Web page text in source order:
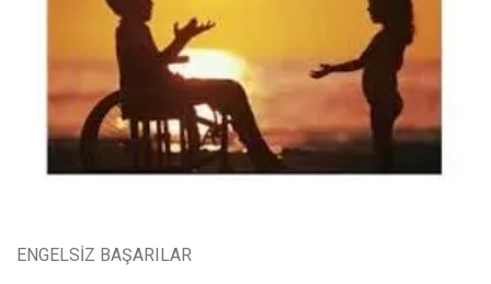
ENGELSİZ BAŞARILAR